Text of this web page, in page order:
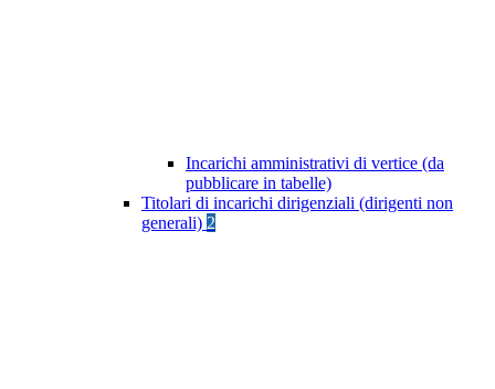
Incarichi amministrativi di vertice (da
pubblicare in tabelle)
Titolari di incarichi dirigenziali (dirigenti non
generali) 2